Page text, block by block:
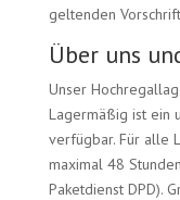
geltenden
Über uns
Unser
Lagermäßig ist ein
verfügbar. Für alle
maximal 48
Paketdienst DPD).